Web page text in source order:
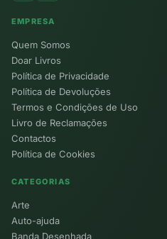
EMPRESA
Quem Somos
Doar Livros
Política de Privacidade
Política de Devoluções
Termos e Condições de Uso
Livro de Reclamações
Contactos
Política de Cookies
CATEGORIAS
Arte
Auto-ajuda
Banda Desenhada